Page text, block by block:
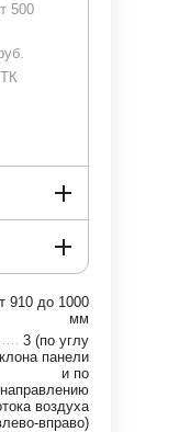
500
910 до 1000
мм
3 (по углу
панели
и по
направлению
воздуха
вправо)